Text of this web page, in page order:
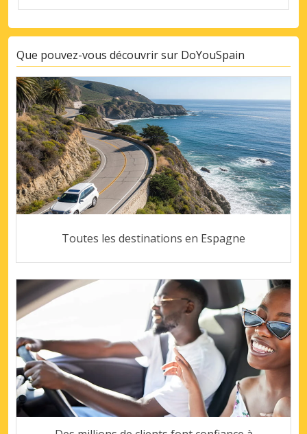
Que pouvez-vous découvrir sur DoYouSpain
Toutes les destinations en Espagne